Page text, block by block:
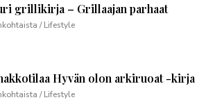
grillikirja – Grillaajan parhaat
/ Lifestyle
Hyvän olon arkiruoat -kirja
/ Lifestyle